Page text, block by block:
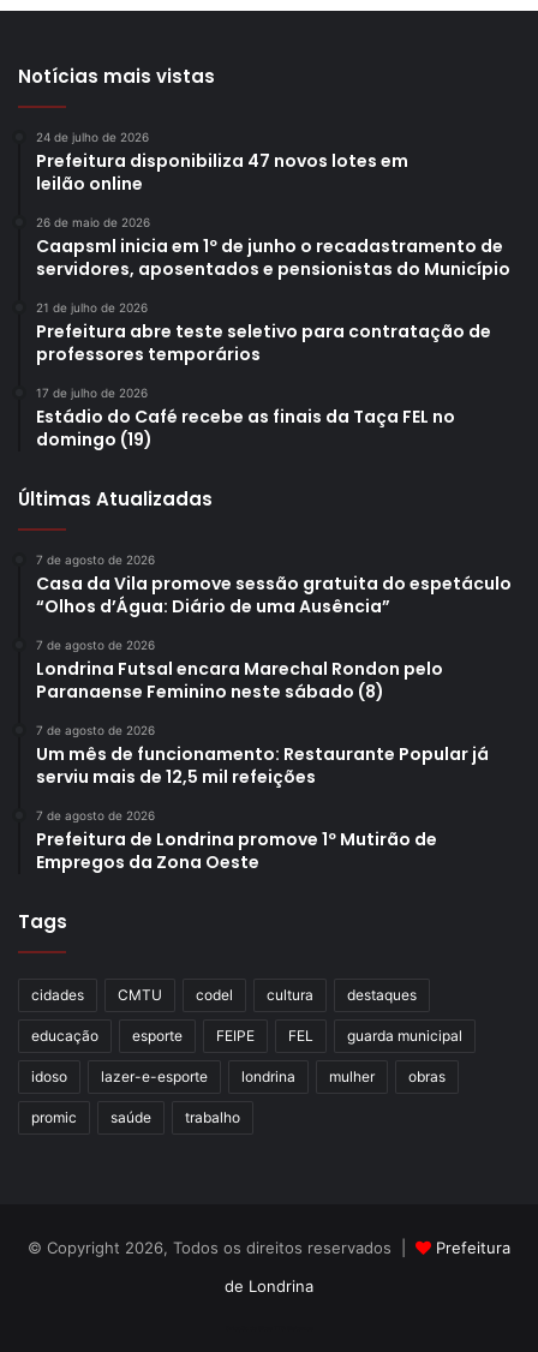
Notícias mais vistas
24 de julho de 2026
Prefeitura disponibiliza 47 novos lotes em
leilão online
26 de maio de 2026
Caapsml inicia em 1º de junho o recadastramento de
servidores, aposentados e pensionistas do Município
21 de julho de 2026
Prefeitura abre teste seletivo para contratação de
professores temporários
17 de julho de 2026
Estádio do Café recebe as finais da Taça FEL no
domingo (19)
Últimas Atualizadas
7 de agosto de 2026
Casa da Vila promove sessão gratuita do espetáculo
“Olhos d’Água: Diário de uma Ausência”
7 de agosto de 2026
Londrina Futsal encara Marechal Rondon pelo
Paranaense Feminino neste sábado (8)
7 de agosto de 2026
Um mês de funcionamento: Restaurante Popular já
serviu mais de 12,5 mil refeições
7 de agosto de 2026
Prefeitura de Londrina promove 1º Mutirão de
Empregos da Zona Oeste
Tags
cidades CMTU codel cultura destaques
educação esporte FEIPE FEL guarda municipal
idoso lazer-e-esporte londrina mulher obras
promic saúde trabalho
© Copyright 2026, Todos os direitos reservados |
Prefeitura
de Londrina